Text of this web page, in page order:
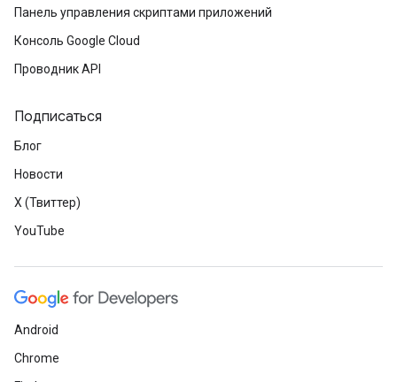
Панель управления скриптами приложений
Консоль Google Cloud
Проводник API
Подписаться
Блог
Новости
X (Твиттер)
YouTube
Android
Chrome